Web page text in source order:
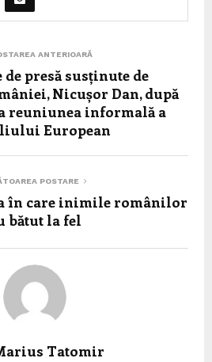
ANTERIOARĂ
presă susținute de
Nicușor Dan, după
reuniunea informală a
European
POSTARE
în care inimile românilor
bătut la fel
Tatomir